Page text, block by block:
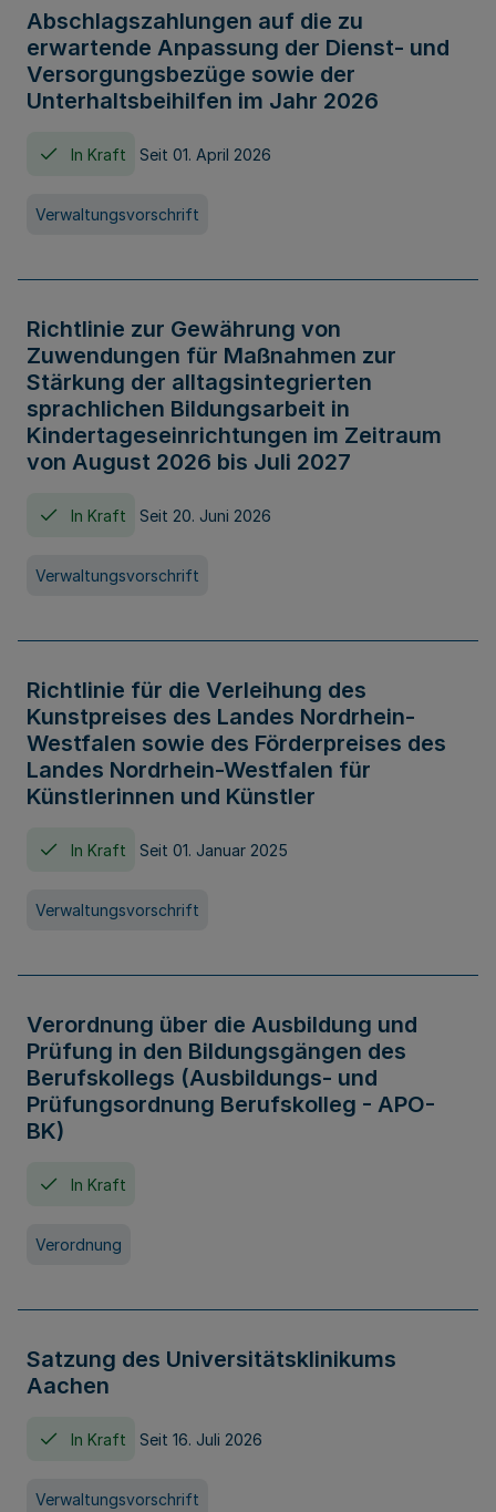
Abschlagszahlungen auf die zu
erwartende Anpassung der Dienst- und
Versorgungsbezüge sowie der
Unterhaltsbeihilfen im Jahr 2026
In Kraft Seit 01. April 2026
Verwaltungsvorschrift
Richtlinie zur Gewährung von
Zuwendungen für Maßnahmen zur
Stärkung der alltagsintegrierten
sprachlichen Bildungsarbeit in
Kindertageseinrichtungen im Zeitraum
von August 2026 bis Juli 2027
In Kraft Seit 20. Juni 2026
Verwaltungsvorschrift
Richtlinie für die Verleihung des
Kunstpreises des Landes Nordrhein-
Westfalen sowie des Förderpreises des
Landes Nordrhein-Westfalen für
Künstlerinnen und Künstler
In Kraft Seit 01. Januar 2025
Verwaltungsvorschrift
Verordnung über die Ausbildung und
Prüfung in den Bildungsgängen des
Berufskollegs (Ausbildungs- und
Prüfungsordnung Berufskolleg - APO-
BK)
In Kraft
Verordnung
Satzung des Universitätsklinikums
Aachen
In Kraft Seit 16. Juli 2026
Verwaltungsvorschrift